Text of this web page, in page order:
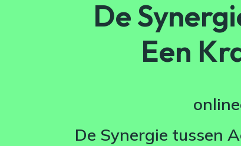
De
Een
De Synergie tussen